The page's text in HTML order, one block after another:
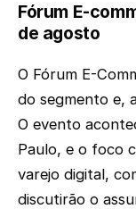
Fórum E-
de agosto
O Fórum E-
do segmento e,
O evento
Paulo, e o foco
varejo digital,
discutirão o